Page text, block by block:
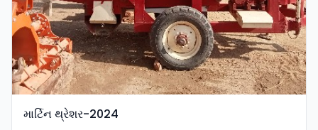
માર્ટિન થ્રેશર-2024